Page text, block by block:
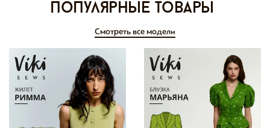
Популярные товары
Смотреть все модели